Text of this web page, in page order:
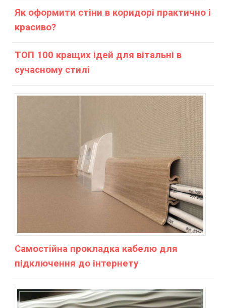
Як оформити стіни в коридорі практично і
красиво?
ТОП 100 кращих ідей для вітальні в
сучасному стилі
Самостійна прокладка кабелю для
підключення до інтернету